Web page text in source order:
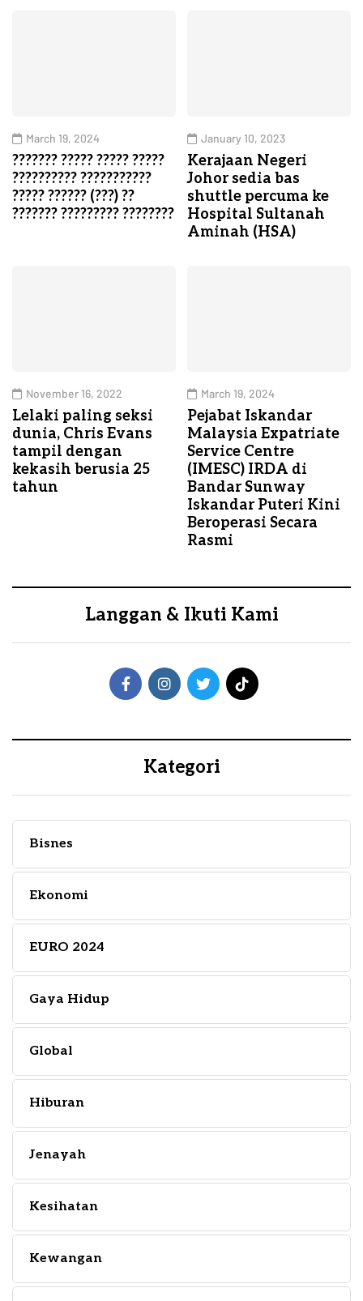
March 19, 2024
??????? ????? ????? ?????
?????????? ???????????
????? ?????? (???) ??
??????? ????????? ????????
January 10, 2023
Kerajaan Negeri
Johor sedia bas
shuttle percuma ke
Hospital Sultanah
Aminah (HSA)
November 16, 2022
Lelaki paling seksi
dunia, Chris Evans
tampil dengan
kekasih berusia 25
tahun
March 19, 2024
Pejabat Iskandar
Malaysia Expatriate
Service Centre
(IMESC) IRDA di
Bandar Sunway
Iskandar Puteri Kini
Beroperasi Secara
Rasmi
Langgan & Ikuti Kami
Kategori
Bisnes
Ekonomi
EURO 2024
Gaya Hidup
Global
Hiburan
Jenayah
Kesihatan
Kewangan